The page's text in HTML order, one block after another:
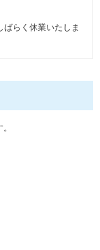
らく休業いたしま